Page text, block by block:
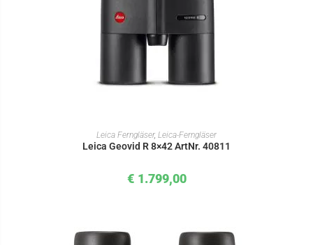
IN DEN WARENKORB
Leica Ferngläser, Leica-Ferngläser
Leica Geovid R 8×42 ArtNr. 40811
€ 1.799,00